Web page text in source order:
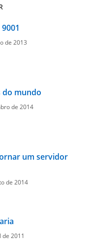
de 2013
do mundo
de 2014
um servidor
de 2014
2011